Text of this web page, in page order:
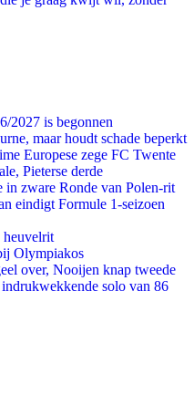
2027 is begonnen
maar houdt schade beperkt
Europese zege FC Twente
Pieterse derde
in zware Ronde van Polen-rit
eindigt Formule 1-seizoen
heuvelrit
Olympiakos
over, Nooijen knap tweede
solo van 86